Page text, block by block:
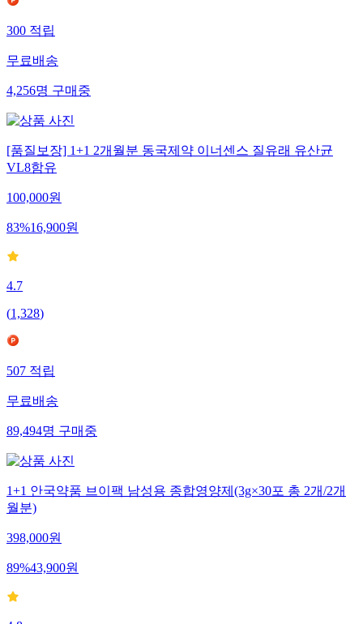
300적립
무료배송
4,256명구매중
[품질보장] 1+1 2개월분 동국제약 이너센스 질유래 유산균
VL8함유
100,000원
83%16,900원
4.7
(1,328)
507적립
무료배송
89,494명구매중
1+1 안국약품 브이팩 남성용 종합영양제(3g×30포 총 2개/2개
월분)
398,000원
89%43,900원